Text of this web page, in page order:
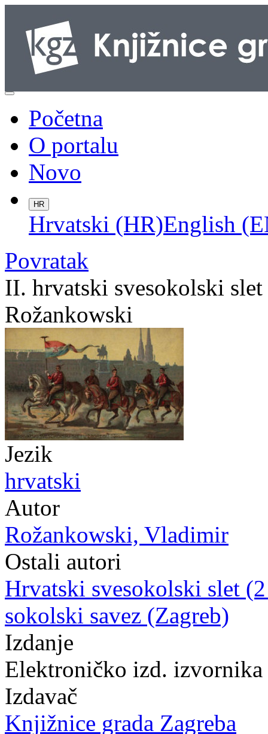
Početna
O portalu
Novo
HR
Hrvatski (HR)English
Povratak
II. hrvatski svesokolski
Rožankowski
Jezik
hrvatski
Autor
Rožankowski, Vladimir
Ostali autori
Hrvatski svesokolski slet
sokolski savez (Zagreb)
Izdanje
Elektroničko izd.
Izdavač
Knjižnice grada Zagreba